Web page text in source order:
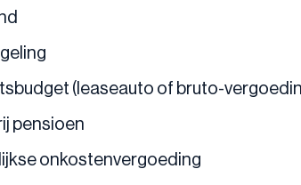
(leaseauto of bruto-
pensioen
onkostenvergoeding